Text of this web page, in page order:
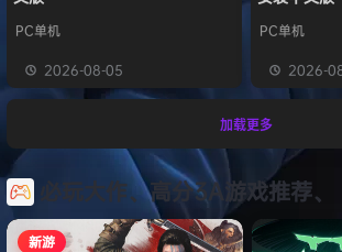
PC单机
2026-08-05
PC单机
2026-
加载更多
必玩大作、高分3A游戏推荐、
新游